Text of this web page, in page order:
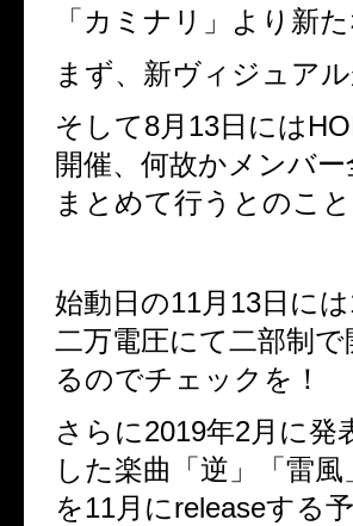
「カミナリ」より新
まず、新ヴィジュア
そして8月13日には
開催、何故かメンバ
まとめて行うとのこと
始動日の11月13日に
二万電圧にて二部制
るのでチェックを！
さらに2019年2月に発
した楽曲「逆」「雷
を11月にreleaseする